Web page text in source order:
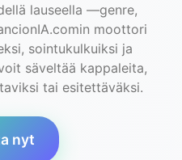
lauseella —genre,
moottori
sointukulkuiksi ja
säveltää kappaleita,
tai esitettäväksi.
nyt